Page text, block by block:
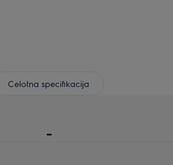
Celotna specifikacija
-